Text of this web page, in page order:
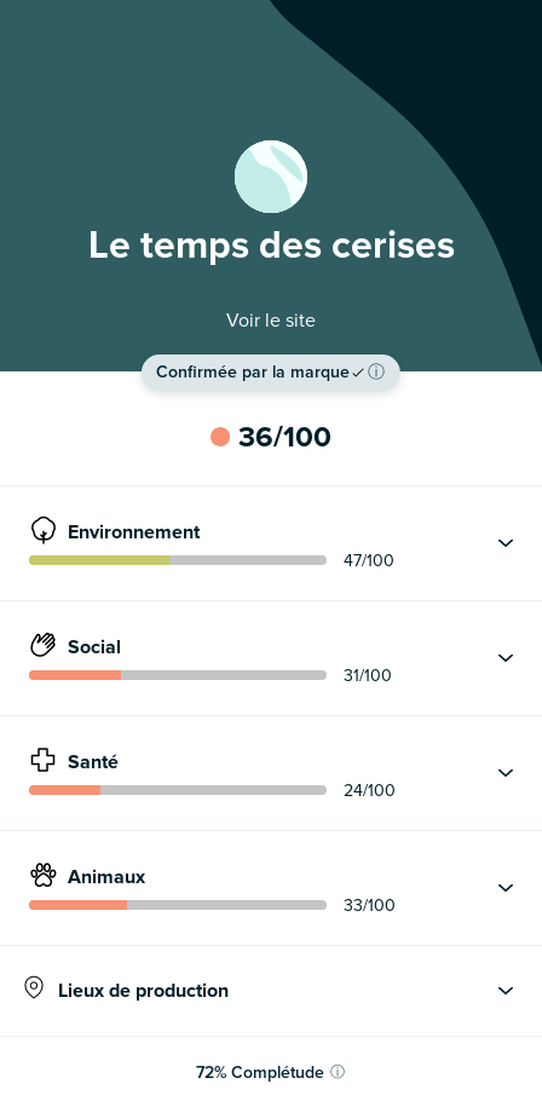
Le temps des cerises
Voir le site
Confirmée par la marque ⓘ
36/100
Environnement
47/100
Social
31/100
Santé
24/100
Animaux
33/100
Lieux de production
72% Complétude ⓘ